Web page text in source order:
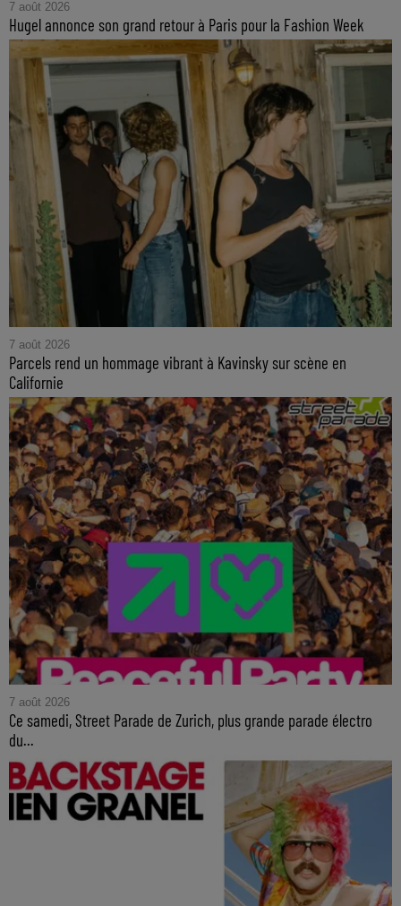
7 août 2026
Hugel annonce son grand retour à Paris pour la Fashion Week
7 août 2026
Parcels rend un hommage vibrant à Kavinsky sur scène en
Californie
7 août 2026
Ce samedi, Street Parade de Zurich, plus grande parade électro
du...